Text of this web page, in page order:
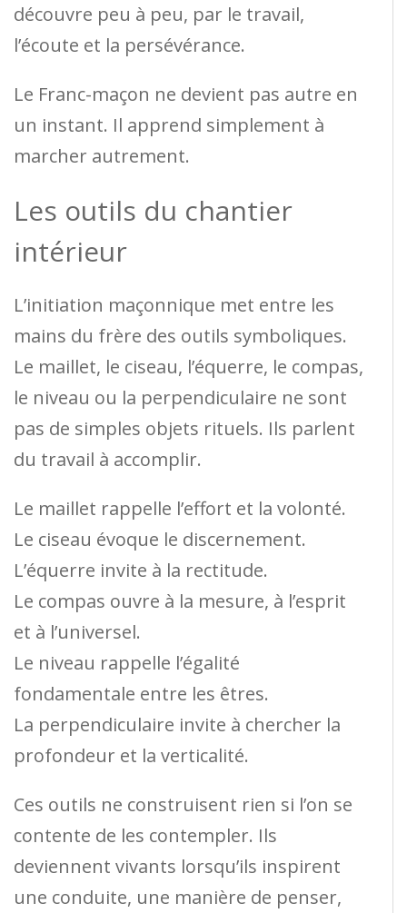
découvre peu à peu, par le travail,
l’écoute et la persévérance.
Le Franc-maçon ne devient pas autre en
un instant. Il apprend simplement à
marcher autrement.
Les outils du chantier
intérieur
L’initiation maçonnique met entre les
mains du frère des outils symboliques.
Le maillet, le ciseau, l’équerre, le compas,
le niveau ou la perpendiculaire ne sont
pas de simples objets rituels. Ils parlent
du travail à accomplir.
Le maillet rappelle l’effort et la volonté.
Le ciseau évoque le discernement.
L’équerre invite à la rectitude.
Le compas ouvre à la mesure, à l’esprit
et à l’universel.
Le niveau rappelle l’égalité
fondamentale entre les êtres.
La perpendiculaire invite à chercher la
profondeur et la verticalité.
Ces outils ne construisent rien si l’on se
contente de les contempler. Ils
deviennent vivants lorsqu’ils inspirent
une conduite, une manière de penser,